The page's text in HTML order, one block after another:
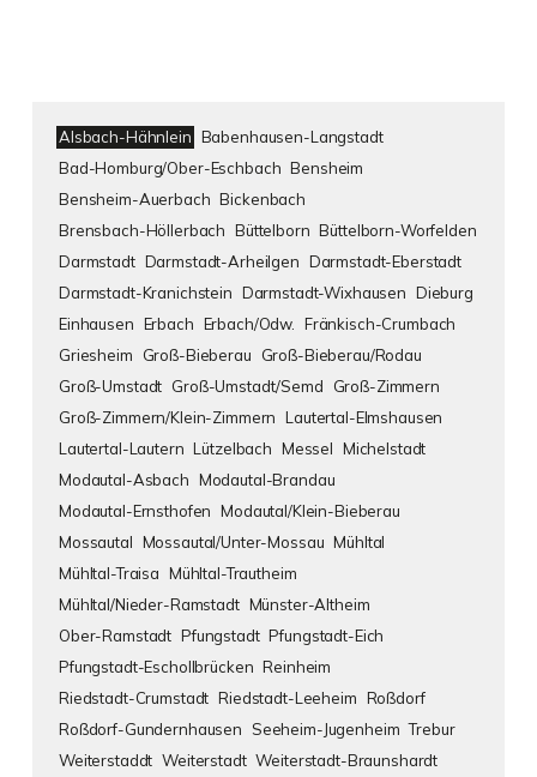
Alsbach-Hähnlein Babenhausen-Langstadt
Bad-Homburg/Ober-Eschbach Bensheim
Bensheim-Auerbach Bickenbach
Brensbach-Höllerbach Büttelborn Büttelborn-Worfelden
Darmstadt Darmstadt-Arheilgen Darmstadt-Eberstadt
Darmstadt-Kranichstein Darmstadt-Wixhausen Dieburg
Einhausen Erbach Erbach/Odw.
Fränkisch-Crumbach
Griesheim
Groß-Bieberau
Groß-Bieberau/Rodau
Groß-Umstadt Groß-Umstadt/Semd
Groß-Zimmern
Groß-Zimmern/Klein-Zimmern Lautertal-Elmshausen
Lautertal-Lautern Lützelbach Messel Michelstadt
Modautal-Asbach Modautal-Brandau
Modautal-Ernsthofen Modautal/Klein-Bieberau
Mossautal Mossautal/Unter-Mossau Mühltal
Mühltal-Traisa Mühltal-Trautheim
Mühltal/Nieder-Ramstadt Münster-Altheim
Ober-Ramstadt Pfungstadt Pfungstadt-Eich
Pfungstadt-Eschollbrücken Reinheim
Riedstadt-Crumstadt Riedstadt-Leeheim Roßdorf
Roßdorf-Gundernhausen Seeheim-Jugenheim Trebur
Weiterstaddt Weiterstadt Weiterstadt-Braunshardt